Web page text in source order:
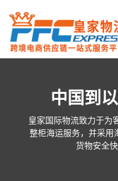
中国到
皇家国际物流致力于为
整柜海运服务，并采用
货物安全